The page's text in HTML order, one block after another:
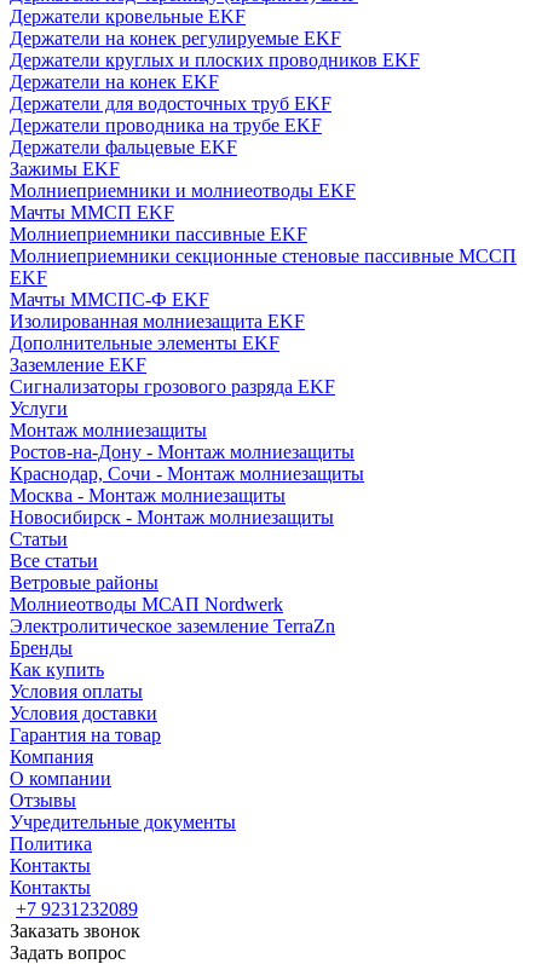
Держатели кровельные EKF
Держатели на конек регулируемые EKF
Держатели круглых и плоских проводников EKF
Держатели на конек EKF
Держатели для водосточных труб EKF
Держатели проводника на трубе EKF
Держатели фальцевые EKF
Зажимы EKF
Молниеприемники и молниеотводы EKF
Мачты ММСП EKF
Молниеприемники пассивные EKF
Молниеприемники секционные стеновые пассивные МССП
EKF
Мачты ММСПС-Ф EKF
Изолированная молниезащита EKF
Дополнительные элементы EKF
Заземление EKF
Сигнализаторы грозового разряда EKF
Услуги
Монтаж молниезащиты
Ростов-на-Дону - Монтаж молниезащиты
Краснодар, Сочи - Монтаж молниезащиты
Москва - Монтаж молниезащиты
Новосибирск - Монтаж молниезащиты
Статьи
Все статьи
Ветровые районы
Молниеотводы МСАП Nordwerk
Электролитическое заземление TerraZn
Бренды
Как купить
Условия оплаты
Условия доставки
Гарантия на товар
Компания
О компании
Отзывы
Учредительные документы
Политика
Контакты
Контакты
+7 9231232089
Заказать звонок
Задать вопрос